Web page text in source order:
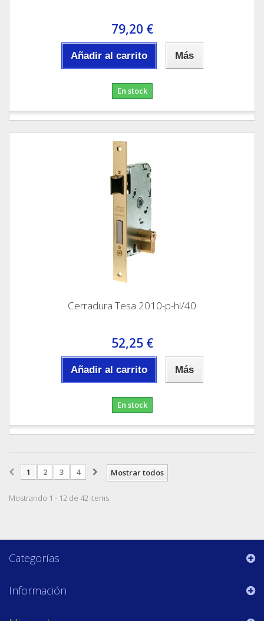
79,20 €
Añadir al carrito Más
En stock
Cerradura Tesa 2010-p-hl/40
52,25 €
Añadir al carrito Más
En stock
Mostrar todos
1 2 3 4
Mostrando 1 - 12 de 42 items
Categorías
Información